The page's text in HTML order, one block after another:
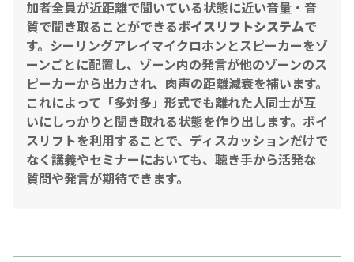
加者全員が近距離で聞いている状態に近い音量・音
質で聞き取ることができるボイスリフトシステムで
す。シーリングアレイマイクロホンとスピーカーをゾ
ーンごとに配置し、ゾーン内の発言が他のゾーンのス
ピーカーから出力され、肉声の距離減衰を補います。
これによって「多対多」形式でも離れた人同士が互
いにしっかりと聞き取れる状態を作り出します。ボイ
スリフトを利用することで、ディスカッションだけで
なく講義やセミナーにおいても、聴き手から活発な
質問や発言が期待できます。